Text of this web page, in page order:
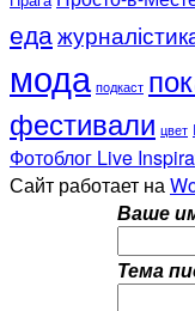
еда
мода подкаст
фестивали цвет
Фотоблог Live
Сайт работает на
Ваше
Тема